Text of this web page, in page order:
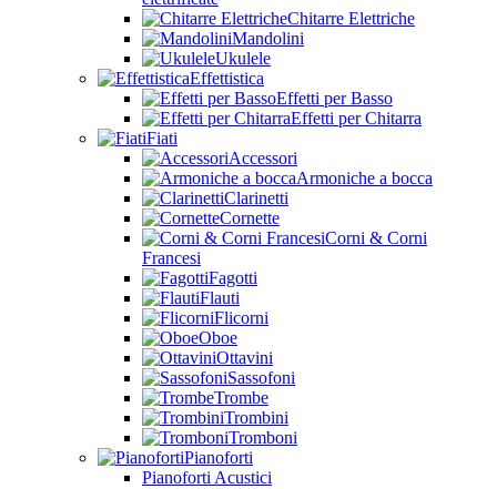
Chitarre Elettriche
Mandolini
Ukulele
Effettistica
Effetti per Basso
Effetti per Chitarra
Fiati
Accessori
Armoniche a bocca
Clarinetti
Cornette
Corni & Corni
Francesi
Fagotti
Flauti
Flicorni
Oboe
Ottavini
Sassofoni
Trombe
Trombini
Tromboni
Pianoforti
Pianoforti Acustici